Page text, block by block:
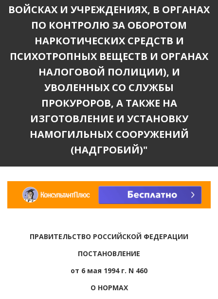
ВОЙСКАХ И УЧРЕЖДЕНИЯХ, В ОРГАНАХ
ПО КОНТРОЛЮ ЗА ОБОРОТОМ
НАРКОТИЧЕСКИХ СРЕДСТВ И
ПСИХОТРОПНЫХ ВЕЩЕСТВ И ОРГАНАХ
НАЛОГОВОЙ ПОЛИЦИИ), И
УВОЛЕННЫХ СО СЛУЖБЫ
ПРОКУРОРОВ, А ТАКЖЕ НА
ИЗГОТОВЛЕНИЕ И УСТАНОВКУ
НАМОГИЛЬНЫХ СООРУЖЕНИЙ
(НАДГРОБИЙ)"
ПРАВИТЕЛЬСТВО РОССИЙСКОЙ ФЕДЕРАЦИИ
ПОСТАНОВЛЕНИЕ
от 6 мая 1994 г. N 460
О НОРМАХ